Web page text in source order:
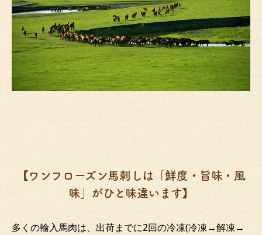
【ワンフローズン馬刺しは「鮮度・旨味・風
味」がひと味違います】
多くの輸入馬肉は、出荷までに2回の冷凍(冷凍→解凍→